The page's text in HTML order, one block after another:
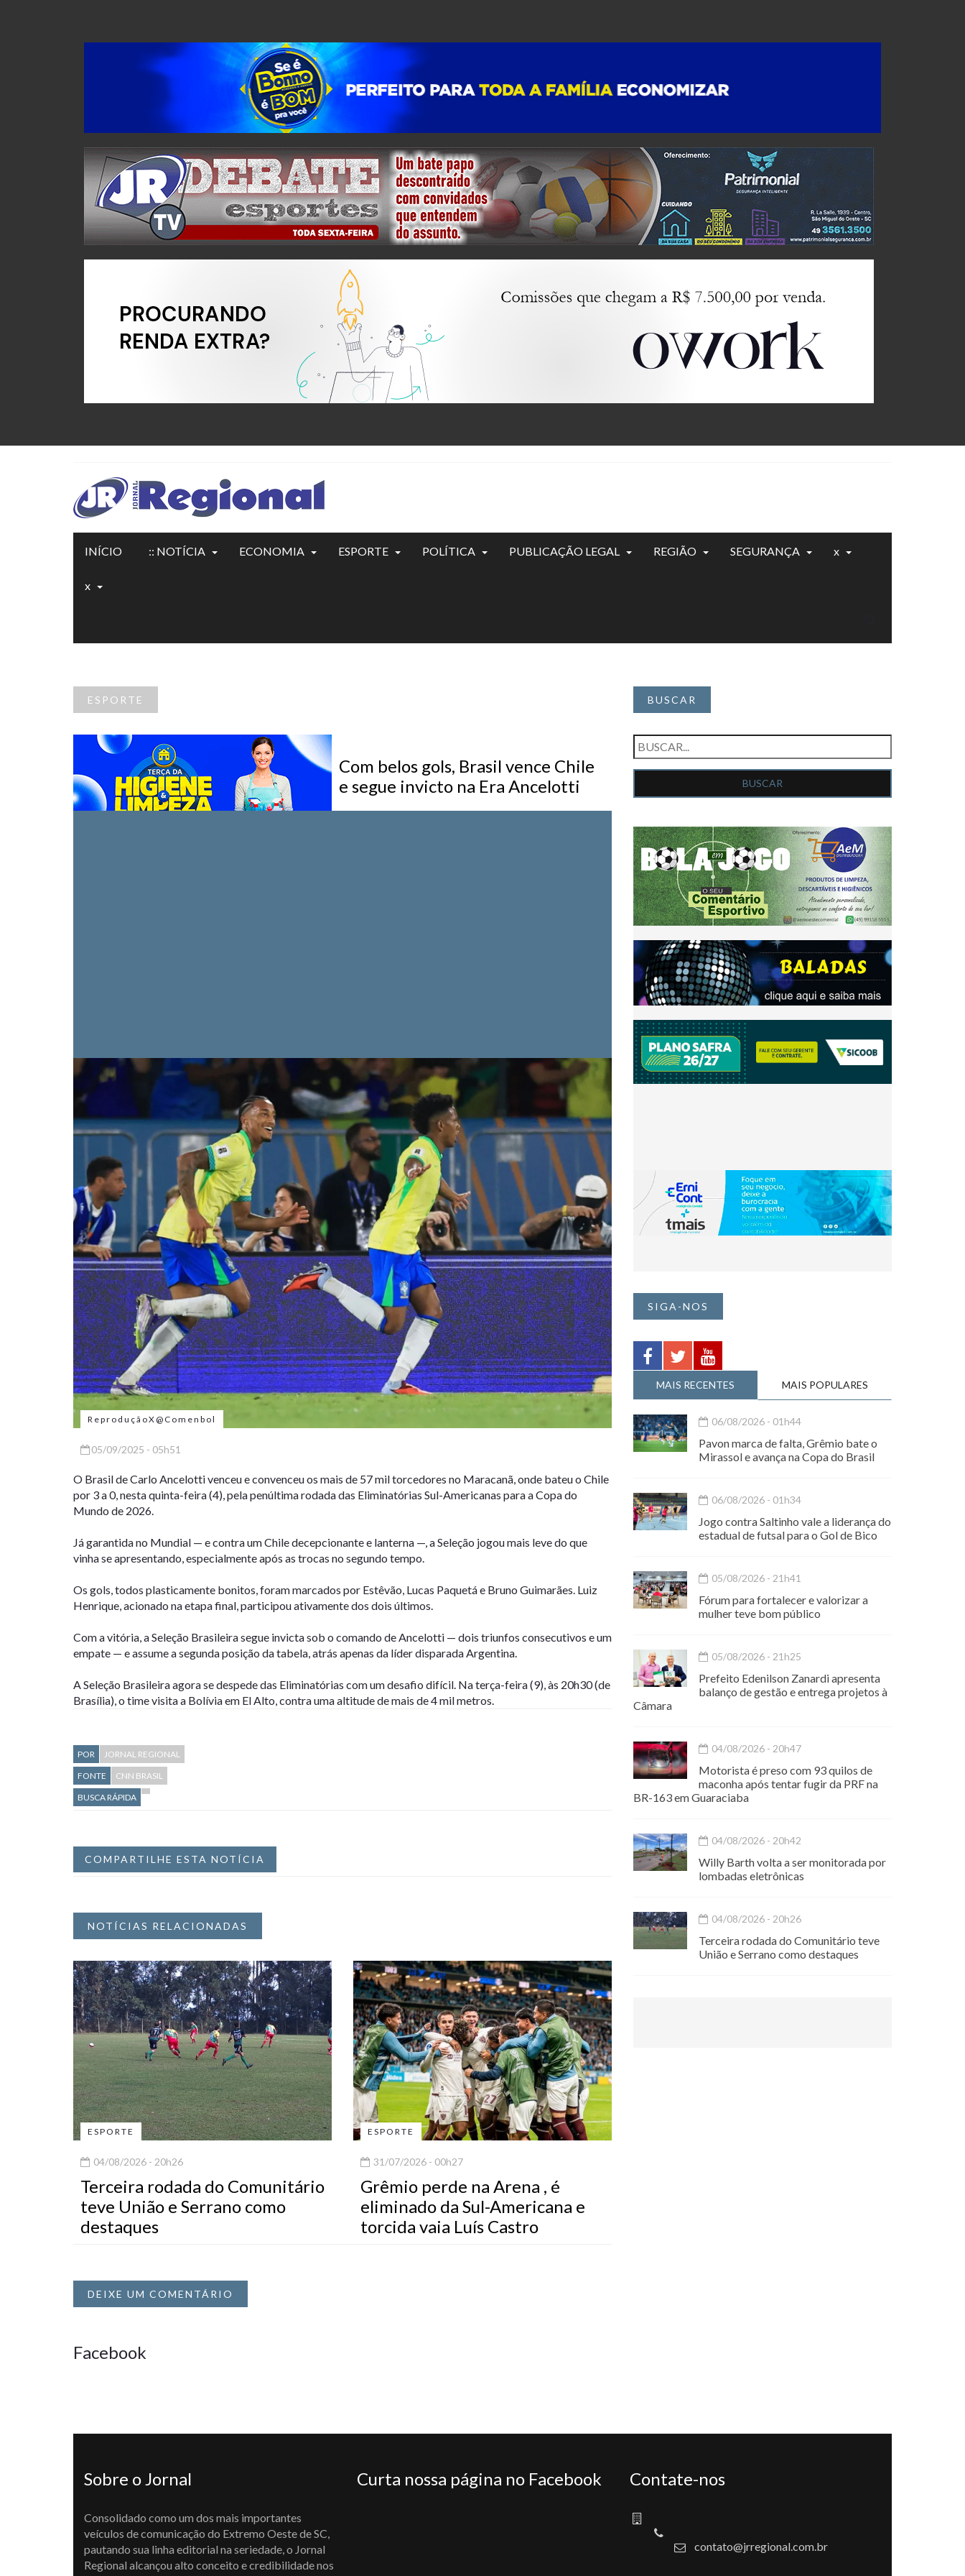
INÍCIO :: NOTÍCIA ECONOMIA ESPORTE POLÍTICA PUBLICAÇÃO LEGAL REGIÃO SEGURANÇA x
x
ESPORTE
Com belos gols, Brasil vence Chile
e segue invicto na Era Ancelotti
ReproduçãoX@Comenbol
05/09/2025 - 05h51
O Brasil de Carlo Ancelotti venceu e convenceu os mais de 57 mil torcedores no Maracanã, onde bateu o Chile
por 3 a 0, nesta quinta-feira (4), pela penúltima rodada das Eliminatórias Sul-Americanas para a Copa do
Mundo de 2026.
Já garantida no Mundial — e contra um Chile decepcionante e lanterna —, a Seleção jogou mais leve do que
vinha se apresentando, especialmente após as trocas no segundo tempo.
Os gols, todos plasticamente bonitos, foram marcados por Estêvão, Lucas Paquetá e Bruno Guimarães. Luiz
Henrique, acionado na etapa final, participou ativamente dos dois últimos.
Com a vitória, a Seleção Brasileira segue invicta sob o comando de Ancelotti — dois triunfos consecutivos e um
empate — e assume a segunda posição da tabela, atrás apenas da líder disparada Argentina.
A Seleção Brasileira agora se despede das Eliminatórias com um desafio difícil. Na terça-feira (9), às 20h30 (de
Brasília), o time visita a Bolívia em El Alto, contra uma altitude de mais de 4 mil metros.
POR
JORNAL REGIONAL
FONTE
CNN BRASIL
BUSCA RÁPIDA
COMPARTILHE ESTA NOTÍCIA
NOTÍCIAS RELACIONADAS
ESPORTE
04/08/2026 - 20h26
Terceira rodada do Comunitário
teve União e Serrano como
destaques
ESPORTE
31/07/2026 - 00h27
Grêmio perde na Arena , é
eliminado da Sul-Americana e
torcida vaia Luís Castro
DEIXE UM COMENTÁRIO
Facebook
BUSCAR
SIGA-NOS
MAIS RECENTES MAIS POPULARES
06/08/2026 - 01h44
Pavon marca de falta, Grêmio bate o
Mirassol e avança na Copa do Brasil
06/08/2026 - 01h34
Jogo contra Saltinho vale a liderança do
estadual de futsal para o Gol de Bico
05/08/2026 - 21h41
Fórum para fortalecer e valorizar a
mulher teve bom público
05/08/2026 - 21h25
Prefeito Edenilson Zanardi apresenta
balanço de gestão e entrega projetos à
Câmara
04/08/2026 - 20h47
Motorista é preso com 93 quilos de
maconha após tentar fugir da PRF na
BR-163 em Guaraciaba
04/08/2026 - 20h42
Willy Barth volta a ser monitorada por
lombadas eletrônicas
04/08/2026 - 20h26
Terceira rodada do Comunitário teve
União e Serrano como destaques
Sobre o Jornal
Consolidado como um dos mais importantes
veículos de comunicação do Extremo Oeste de SC,
pautando sua linha editorial na seriedade, o Jornal
Regional alcançou alto conceito e credibilidade nos
Curta nossa página no Facebook Contate-nos
contato@jrregional.com.br